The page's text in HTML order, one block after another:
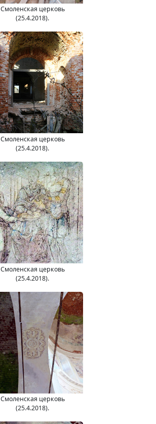
Смоленская церковь
(25.4.2018).
Смоленская церковь
(25.4.2018).
Смоленская церковь
(25.4.2018).
Смоленская церковь
(25.4.2018).